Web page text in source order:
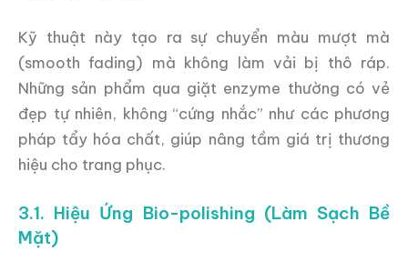
Kỹ thuật này tạo ra sự chuyển màu mượt mà
(smooth fading) mà không làm vải bị thô ráp.
Những sản phẩm qua giặt enzyme thường có vẻ
đẹp tự nhiên, không “cứng nhắc” như các phương
pháp tẩy hóa chất, giúp nâng tầm giá trị thương
hiệu cho trang phục.
3.1. Hiệu Ứng Bio-polishing (Làm Sạch Bề
Mặt)